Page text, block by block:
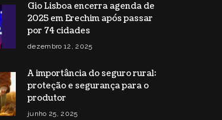
Gio Lisboa encerra agenda de
2025 em Erechim após passar
por 74 cidades
dezembro 12, 2025
A importância do seguro rural:
proteção e segurança para o
produtor
junho 25, 2025